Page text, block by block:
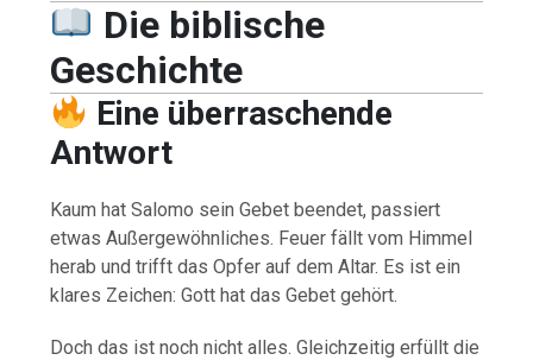
Die biblische
Geschichte
Eine überraschende
Antwort
Kaum hat Salomo sein Gebet beendet, passiert
etwas Außergewöhnliches. Feuer fällt vom Himmel
herab und trifft das Opfer auf dem Altar. Es ist ein
klares Zeichen: Gott hat das Gebet gehört.
Doch das ist noch nicht alles. Gleichzeitig erfüllt die